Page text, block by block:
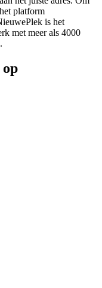
platform
is het
met meer als 4000